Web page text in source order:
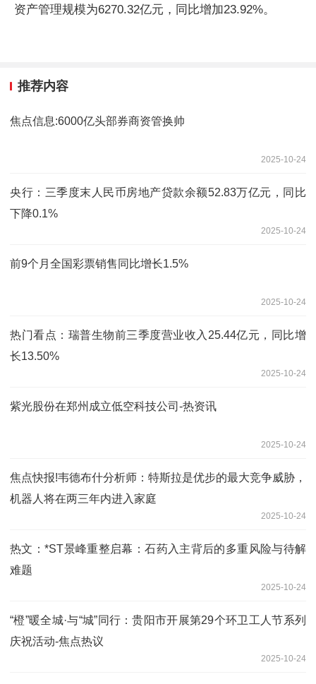
资产管理规模为6270.32亿元，同比增加23.92%。
推荐内容
焦点信息:6000亿头部券商资管换帅
2025-10-24
央行：三季度末人民币房地产贷款余额52.83万亿元，同比
下降0.1%
2025-10-24
前9个月全国彩票销售同比增长1.5%
2025-10-24
热门看点：瑞普生物前三季度营业收入25.44亿元，同比增
长13.50%
2025-10-24
紫光股份在郑州成立低空科技公司-热资讯
2025-10-24
焦点快报!韦德布什分析师：特斯拉是优步的最大竞争威胁，
机器人将在两三年内进入家庭
2025-10-24
热文：*ST景峰重整启幕：石药入主背后的多重风险与待解
难题
2025-10-24
“橙”暖全城·与“城”同行：贵阳市开展第29个环卫工人节系列
庆祝活动-焦点热议
2025-10-24